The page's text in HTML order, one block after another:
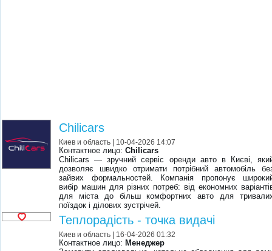
Chilicars
Киев и область | 10-04-2026 14:07
Контактное лицо:Chilicars
Chilicars — зручний сервіс оренди авто в Києві,
дозволяє швидко отримати потрібний автомобіль
зайвих формальностей. Компанія пропонує
вибір машин для різних потреб: від економних
для міста до більш комфортних авто для
поїздок і ділових зустрічей.
Теплорадість - точка видачі
Киев и область | 16-04-2026 01:32
Контактное лицо: Менеджер